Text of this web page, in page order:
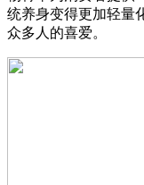
统养身变得更加轻量
众多人的喜爱。